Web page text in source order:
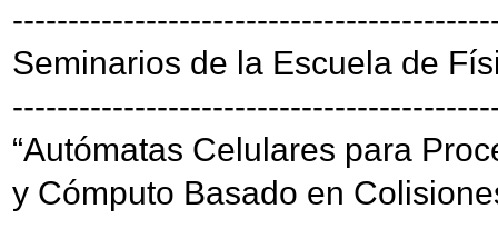
Seminarios de la Escuela de
“Autómatas Celulares para
y Cómputo Basado en